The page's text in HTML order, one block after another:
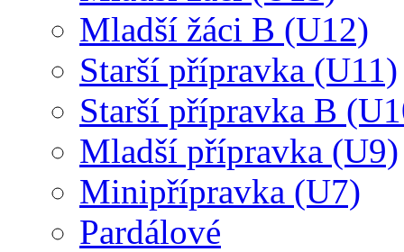
Mladší žáci B (U12)
Starší přípravka (U11)
Starší přípravka B
Mladší přípravka (U9)
Minipřípravka (U7)
Pardálové